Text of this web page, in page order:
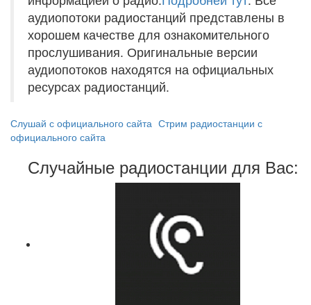
аудиопотоки радиостанций представлены в
хорошем качестве для ознакомительного
прослушивания. Оригинальные версии
аудиопотоков находятся на официальных
ресурсах радиостанций.
Слушай с официального сайта Стрим радиостанции с
официального сайта
Случайные радиостанции для Вас: